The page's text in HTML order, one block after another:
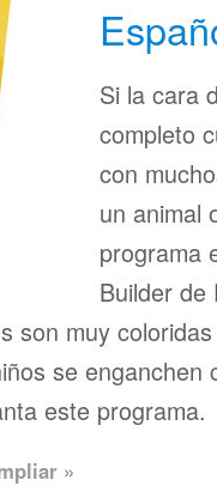
Si la cara
completo
con
un animal
programa
Builder de
son muy
se enganchen
este programa.
»